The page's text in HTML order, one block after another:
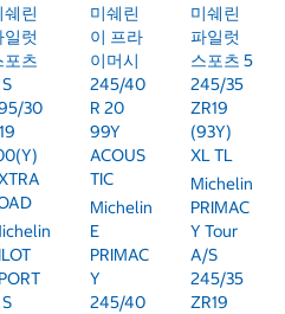
쉐린
일럿
포츠
30
미쉐린
이 프라
이머시
245/40
R 20
99Y
ACOUS
TIC
Michelin
E
PRIMAC
Y
245/40
미쉐린
파일럿
스포츠 5
245/35
ZR19
(93Y)
XL TL
Michelin
PRIMAC
Y Tour
A/S
245/35
ZR19